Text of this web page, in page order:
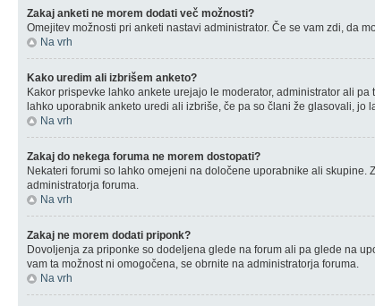
Zakaj anketi ne morem dodati več možnosti?
Omejitev možnosti pri anketi nastavi administrator. Če se vam zdi, da
Na vrh
Kako uredim ali izbrišem anketo?
Kakor prispevke lahko ankete urejajo le moderator, administrator ali
lahko uporabnik anketo uredi ali izbriše, če pa so člani že glasovali, jo
Na vrh
Zakaj do nekega foruma ne morem dostopati?
Nekateri forumi so lahko omejeni na določene uporabnike ali
administratorja foruma.
Na vrh
Zakaj ne morem dodati priponk?
Dovoljenja za priponke so dodeljena glede na forum ali pa glede na
vam ta možnost ni omogočena, se obrnite na administratorja foruma.
Na vrh